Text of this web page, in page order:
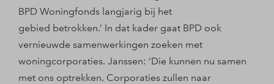
BPD Woningfonds langjarig bij het
gebied betrokken.’ In dat kader gaat BPD ook
vernieuwde samenwerkingen zoeken met
woningcorporaties. Janssen: ‘Die kunnen nu samen
met ons optrekken. Corporaties zullen naar